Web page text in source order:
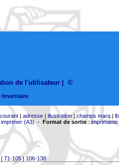
de l'utilisateur ©
Inventaire
| adresse| illustration|champs marq|
(A3)- Format de sortie:imprimante
71-105| 106-138